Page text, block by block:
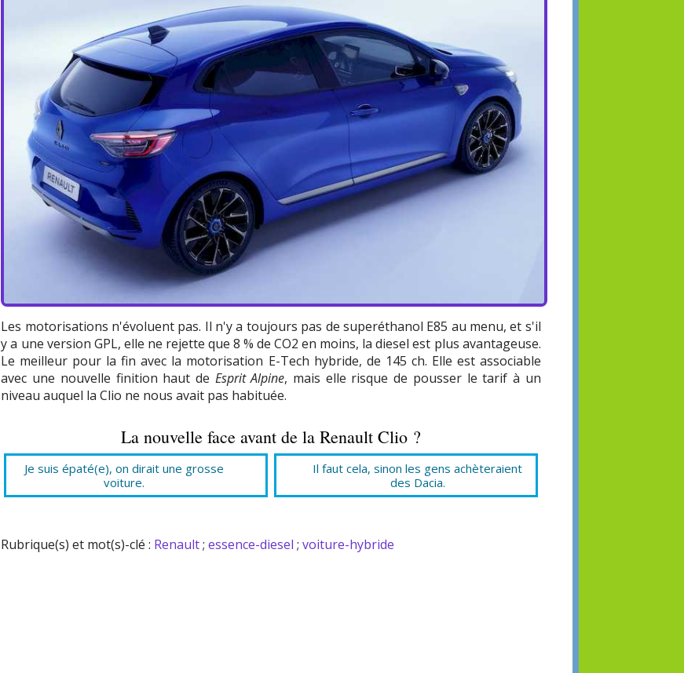
Les motorisations n'évoluent pas. Il n'y a toujours pas de superéthanol E85 au menu, et s'il
y a une version GPL, elle ne rejette que 8 % de CO2 en moins, la diesel est plus avantageuse.
Le meilleur pour la fin avec la motorisation E-Tech hybride, de 145 ch. Elle est associable
avec une nouvelle finition haut de Esprit Alpine, mais elle risque de pousser le tarif à un
niveau auquel la Clio ne nous avait pas habituée.
La nouvelle face avant de la Renault Clio ?
Je suis épaté(e), on dirait une grosse
voiture.
Il faut cela, sinon les gens achèteraient
des Dacia.
Rubrique(s) et mot(s)-clé : Renault;essence-diesel ;voiture-hybride